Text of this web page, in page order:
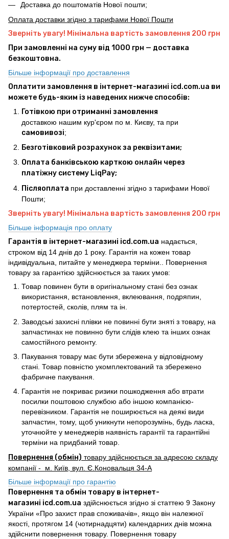
Доставка до поштоматів Нової пошти;
Оплата доставки згідно з тарифами Нової Пошти
Зверніть увагу! Мінімальна вартість замовлення 200 грн
При замовленні на суму від 1000 грн — доставка
безкоштовна.
Більше інформації про доставлення
Оплатити замовлення в інтернет-магазині icd.com.ua ви
можете будь-яким із наведених нижче способів:
Готівкою при отриманні замовлення
доставкою нашим кур'єром по м. Києву, та при
самовивозі;
Безготівковий розрахунок за реквізитами;
Оплата банківською карткою онлайн через
платіжну систему LiqPay;
Післяоплата при доставленні згідно з тарифами Нової
Пошти;
Зверніть увагу! Мінімальна вартість замовлення 200 грн
Більше інформація про оплату
Гарантія в інтернет-магазині icd.com.ua надається,
строком від 14 днів до 1 року. Гарантія на кожен товар
індивідуальна, питайте у менеджера терміни.. Повернення
товару за гарантією здійснюється за таких умов:
Товар повинен бути в оригінальному стані без ознак
використання, встановлення, вклеювання, подряпин,
потертостей, сколів, плям та ін.
Заводські захисні плівки не повинні бути зняті з товару, на
запчастинах не повинно бути слідів клею та інших ознак
самостійного ремонту.
Пакування товару має бути збережена у відповідному
стані. Товар повністю укомплектований та збережено
фабричне пакування.
Гарантія не покриває ризики пошкодження або втрати
посилки поштовою службою або іншою компанією-
перевізником. Гарантія не поширюється на деякі види
запчастин, тому, щоб уникнути непорозумінь, будь ласка,
уточнюйте у менеджерів наявність гарантії та гарантійні
терміни на придбаний товар.
Повернення (обмін) товару здійснюється за адресою складу
компанії - м. Київ, вул. Є.Коновальця 34-А
Більше інформації про гарантію
Повернення та обмін товару в інтернет-
магазині icd.com.ua здійснюється згідно зі статтею 9 Закону
України «Про захист прав споживачів», якщо він належної
якості, протягом 14 (чотирнадцяти) календарних днів можна
здійснити повернення товару. Повернення товару